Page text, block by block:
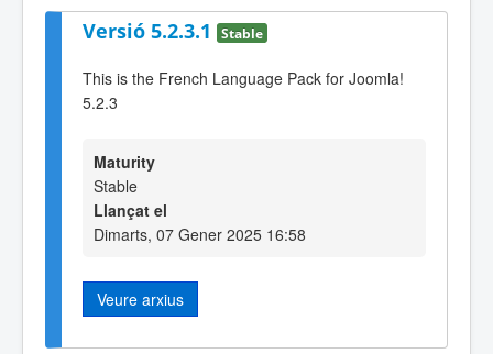
Versió 5.2.3.1 Stable
This is the French Language Pack for Joomla!
5.2.3
Maturity
Stable
Llançat el
Dimarts, 07 Gener 2025 16:58
Veure arxius